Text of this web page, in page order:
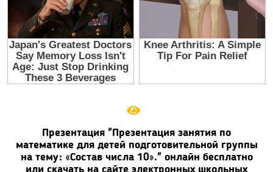
Презентация "Презентация занятия по
математике для детей подготовительной группы
на тему: «Состав числа 10»." онлайн бесплатно
или скачать на сайте электронных школьных